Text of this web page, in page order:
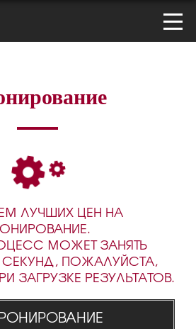
ЛУЧШИХ ЦЕН НА
МОЖЕТ ЗАНЯТЬ
ПОЖАЛУЙСТА,
ЗАГРУЗКЕ РЕЗУЛЬТАТОВ.